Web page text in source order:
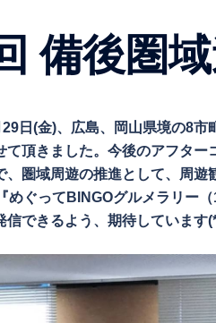
備後圏
日(金)、広島、岡山県境の8
て頂きました。今後のアフタ
、圏域周遊の推進として、周
めぐってBINGOグルメラリー
信できるよう、期待しています